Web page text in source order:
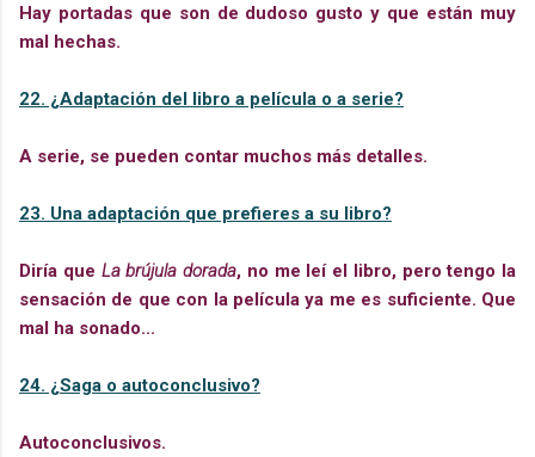
Hay portadas que son de dudoso gusto y que están muy
mal hechas.
22. ¿Adaptación del libro a película o a serie?
A serie, se pueden contar muchos más detalles.
23. Una adaptación que prefieres a su libro?
Diría que La brújula dorada, no me leí el libro, pero tengo la
sensación de que con la película ya me es suficiente. Que
mal ha sonado...
24. ¿Saga o autoconclusivo?
Autoconclusivos.